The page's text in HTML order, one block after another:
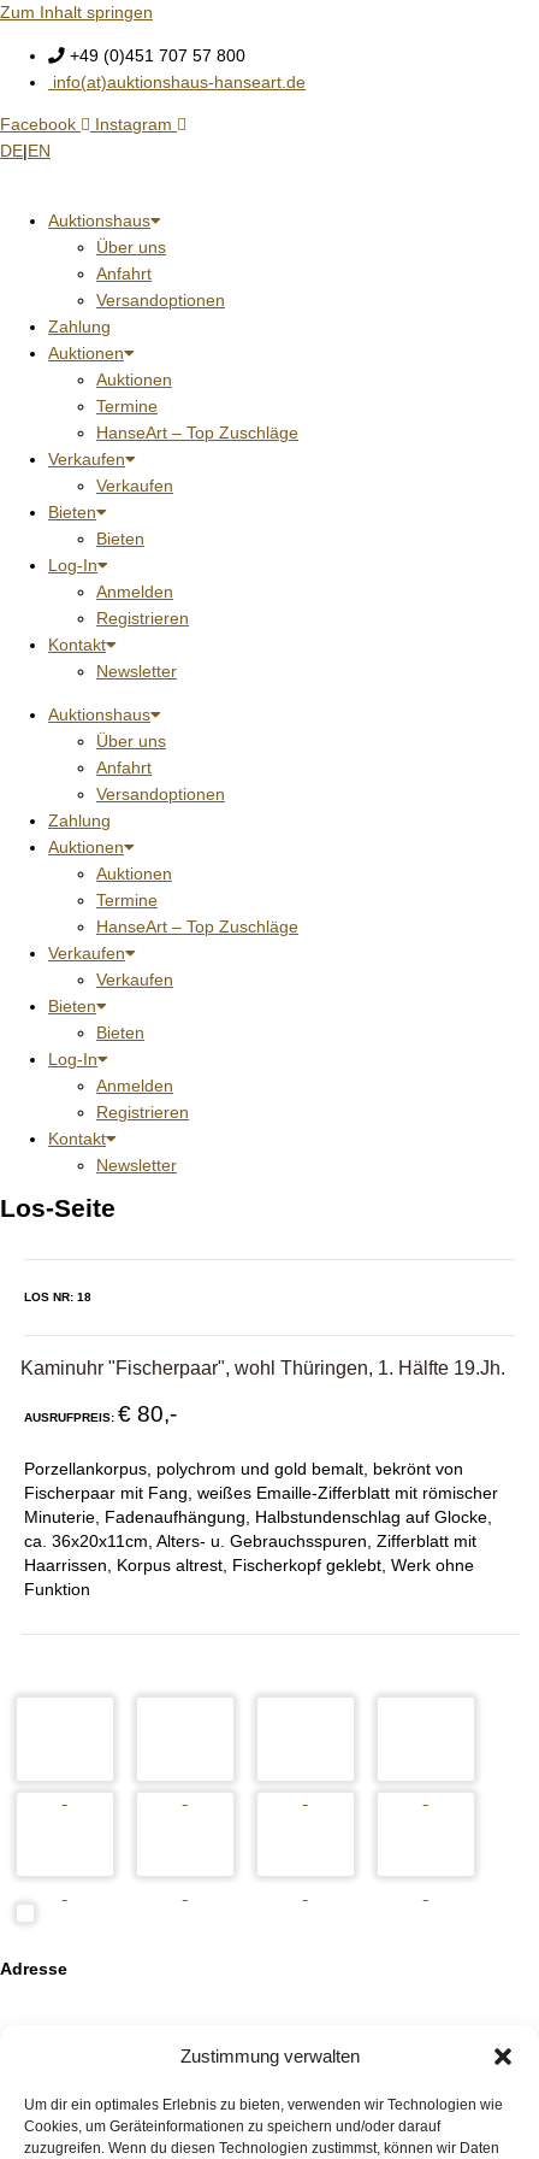
Zustimmung verwalten
Um dir ein optimales Erlebnis zu bieten, verwenden wir Technologien wie
Cookies, um Geräteinformationen zu speichern und/oder darauf
zuzugreifen. Wenn du diesen Technologien zustimmst, können wir Daten
Zum Inhalt springen
+49 (0)451 707 57 800
info(at)auktionshaus-hanseart.de
Facebook
Instagram
DE EN
Auktionshaus
Über uns
Anfahrt
Versandoptionen
Zahlung
Auktionen
Auktionen
Termine
HanseArt – Top Zuschläge
Verkaufen
Verkaufen
Bieten
Bieten
Log-In
Anmelden
Registrieren
Kontakt
Newsletter
Auktionshaus
Über uns
Anfahrt
Versandoptionen
Zahlung
Auktionen
Auktionen
Termine
HanseArt – Top Zuschläge
Verkaufen
Verkaufen
Bieten
Bieten
Log-In
Anmelden
Registrieren
Kontakt
Newsletter
Los-Seite
LOS NR: 18
Kaminuhr "Fischerpaar", wohl Thüringen, 1. Hälfte 19.Jh.
AUSRUFPREIS: € 80,-
Porzellankorpus, polychrom und gold bemalt, bekrönt von
Fischerpaar mit Fang, weißes Emaille-Zifferblatt mit römischer
Minuterie, Fadenaufhängung, Halbstundenschlag auf Glocke,
ca. 36x20x11cm, Alters- u. Gebrauchsspuren, Zifferblatt mit
Haarrissen, Korpus altrest, Fischerkopf geklebt, Werk ohne
Funktion
Adresse
+49 (0)451 707 57 800
info(at)auktionshaus-hanseart.de